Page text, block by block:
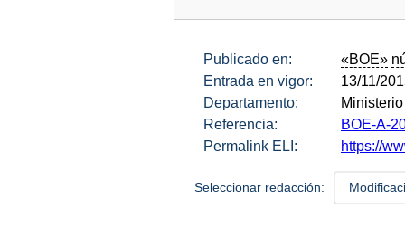
Publicado en: «BOE»
Entrada en vigor:
13/11/
Departamento:
Referencia:
BOE-A-
Permalink ELI:
https://
Seleccionar redacción: